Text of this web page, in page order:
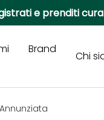
e prenditi cura
Brand
Chi